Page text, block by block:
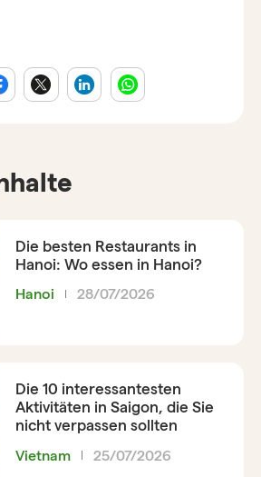
Die besten Restaurants in
Hanoi: Wo essen in Hanoi?
Hanoi 28/07/2026
Die 10 interessantesten
Aktivitäten in Saigon, die Sie
nicht verpassen sollten
Vietnam 25/07/2026